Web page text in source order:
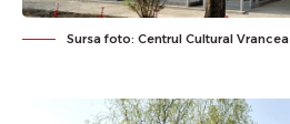
Sursa foto: Centrul Cultural Vrancea